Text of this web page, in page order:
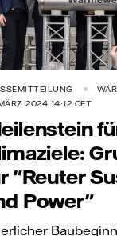
2024 14:12 CET
"Reuter
Power"